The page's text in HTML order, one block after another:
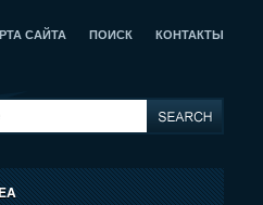
САЙТА ПОИСК КОНТАКТЫ